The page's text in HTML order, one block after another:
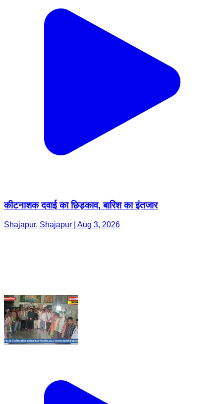
कीटनाशक दवाई का छिड़काव, बारिश का इंतजार
Shajapur, Shajapur | Aug 3, 2026